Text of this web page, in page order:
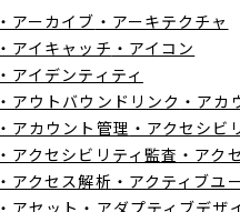
・アーカイブ ・アーキテクチャ
・アイキャッチ ・アイコン
・アイデンティティ
・アウトバウンドリンク ・アカ
・アカウント管理 ・アクセシビ
・アクセシビリティ監査 ・アク
・アクセス解析 ・アクティブユ
・アセット ・アダプティブデザ